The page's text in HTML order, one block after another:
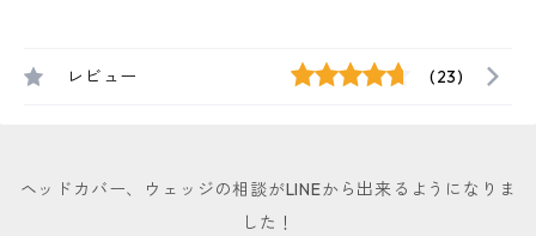
レビュー (23)
ヘッドカバー、ウェッジの相談がLINEから出来るようになりま
した！